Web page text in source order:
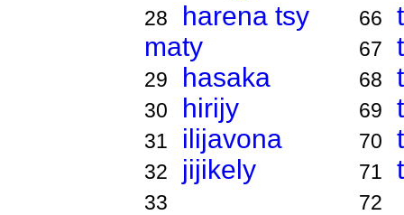
28
harena tsy
maty
29 hasaka
30 hirijy
31 ilijavona
32 jijikely
33
66
67
68
69
70
71
72